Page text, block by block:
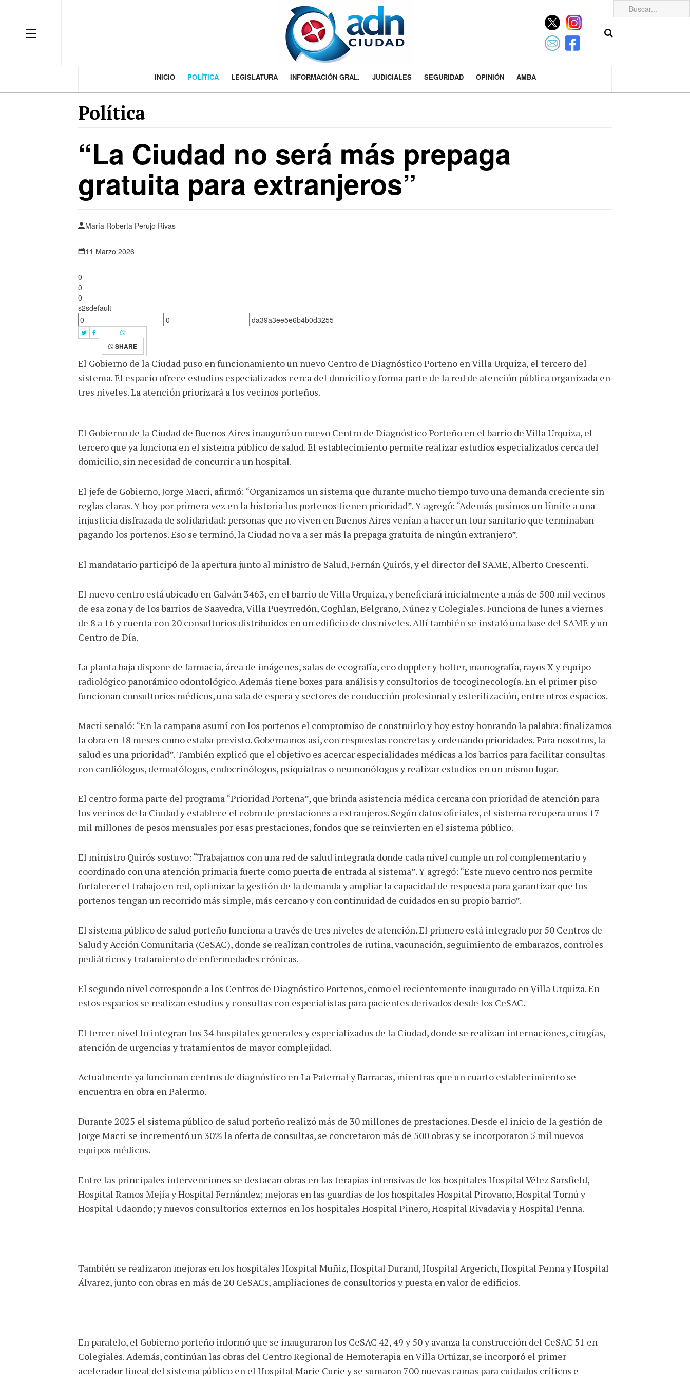
INICIO POLÍTICA LEGISLATURA INFORMACIÓN GRAL. JUDICIALES SEGURIDAD OPINIÓN AMBA
Política
“La Ciudad no será más prepaga
gratuita para extranjeros”
María Roberta Perujo Rivas
11 Marzo 2026
0
0
0
s2sdefault
SHARE
El Gobierno de la Ciudad puso en funcionamiento un nuevo Centro de Diagnóstico Porteño en Villa Urquiza, el tercero del
sistema. El espacio ofrece estudios especializados cerca del domicilio y forma parte de la red de atención pública organizada en
tres niveles. La atención priorizará a los vecinos porteños.
El Gobierno de la Ciudad de Buenos Aires inauguró un nuevo Centro de Diagnóstico Porteño en el barrio de Villa Urquiza, el
tercero que ya funciona en el sistema público de salud. El establecimiento permite realizar estudios especializados cerca del
domicilio, sin necesidad de concurrir a un hospital.
El jefe de Gobierno, Jorge Macri, afirmó: “Organizamos un sistema que durante mucho tiempo tuvo una demanda creciente sin
reglas claras. Y hoy por primera vez en la historia los porteños tienen prioridad”. Y agregó: “Además pusimos un límite a una
injusticia disfrazada de solidaridad: personas que no viven en Buenos Aires venían a hacer un tour sanitario que terminaban
pagando los porteños. Eso se terminó, la Ciudad no va a ser más la prepaga gratuita de ningún extranjero”.
El mandatario participó de la apertura junto al ministro de Salud, Fernán Quirós, y el director del SAME, Alberto Crescenti.
El nuevo centro está ubicado en Galván 3463, en el barrio de Villa Urquiza, y beneficiará inicialmente a más de 500 mil vecinos
de esa zona y de los barrios de Saavedra, Villa Pueyrredón, Coghlan, Belgrano, Núñez y Colegiales. Funciona de lunes a viernes
de 8 a 16 y cuenta con 20 consultorios distribuidos en un edificio de dos niveles. Allí también se instaló una base del SAME y un
Centro de Día.
La planta baja dispone de farmacia, área de imágenes, salas de ecografía, eco doppler y holter, mamografía, rayos X y equipo
radiológico panorámico odontológico. Además tiene boxes para análisis y consultorios de tocoginecología. En el primer piso
funcionan consultorios médicos, una sala de espera y sectores de conducción profesional y esterilización, entre otros espacios.
Macri señaló: “En la campaña asumí con los porteños el compromiso de construirlo y hoy estoy honrando la palabra: finalizamos
la obra en 18 meses como estaba previsto. Gobernamos así, con respuestas concretas y ordenando prioridades. Para nosotros, la
salud es una prioridad”. También explicó que el objetivo es acercar especialidades médicas a los barrios para facilitar consultas
con cardiólogos, dermatólogos, endocrinólogos, psiquiatras o neumonólogos y realizar estudios en un mismo lugar.
El centro forma parte del programa “Prioridad Porteña”, que brinda asistencia médica cercana con prioridad de atención para
los vecinos de la Ciudad y establece el cobro de prestaciones a extranjeros. Según datos oficiales, el sistema recupera unos 17
mil millones de pesos mensuales por esas prestaciones, fondos que se reinvierten en el sistema público.
El ministro Quirós sostuvo: “Trabajamos con una red de salud integrada donde cada nivel cumple un rol complementario y
coordinado con una atención primaria fuerte como puerta de entrada al sistema”. Y agregó: “Este nuevo centro nos permite
fortalecer el trabajo en red, optimizar la gestión de la demanda y ampliar la capacidad de respuesta para garantizar que los
porteños tengan un recorrido más simple, más cercano y con continuidad de cuidados en su propio barrio”.
El sistema público de salud porteño funciona a través de tres niveles de atención. El primero está integrado por 50 Centros de
Salud y Acción Comunitaria (CeSAC), donde se realizan controles de rutina, vacunación, seguimiento de embarazos, controles
pediátricos y tratamiento de enfermedades crónicas.
El segundo nivel corresponde a los Centros de Diagnóstico Porteños, como el recientemente inaugurado en Villa Urquiza. En
estos espacios se realizan estudios y consultas con especialistas para pacientes derivados desde los CeSAC.
El tercer nivel lo integran los 34 hospitales generales y especializados de la Ciudad, donde se realizan internaciones, cirugías,
atención de urgencias y tratamientos de mayor complejidad.
Actualmente ya funcionan centros de diagnóstico en La Paternal y Barracas, mientras que un cuarto establecimiento se
encuentra en obra en Palermo.
Durante 2025 el sistema público de salud porteño realizó más de 30 millones de prestaciones. Desde el inicio de la gestión de
Jorge Macri se incrementó un 30% la oferta de consultas, se concretaron más de 500 obras y se incorporaron 5 mil nuevos
equipos médicos.
Entre las principales intervenciones se destacan obras en las terapias intensivas de los hospitales Hospital Vélez Sarsfield,
Hospital Ramos Mejía y Hospital Fernández; mejoras en las guardias de los hospitales Hospital Pirovano, Hospital Tornú y
Hospital Udaondo; y nuevos consultorios externos en los hospitales Hospital Piñero, Hospital Rivadavia y Hospital Penna.
También se realizaron mejoras en los hospitales Hospital Muñiz, Hospital Durand, Hospital Argerich, Hospital Penna y Hospital
Álvarez, junto con obras en más de 20 CeSACs, ampliaciones de consultorios y puesta en valor de edificios.
En paralelo, el Gobierno porteño informó que se inauguraron los CeSAC 42, 49 y 50 y avanza la construcción del CeSAC 51 en
Colegiales. Además, continúan las obras del Centro Regional de Hemoterapia en Villa Ortúzar, se incorporó el primer
acelerador lineal del sistema público en el Hospital Marie Curie y se sumaron 700 nuevas camas para cuidados críticos e